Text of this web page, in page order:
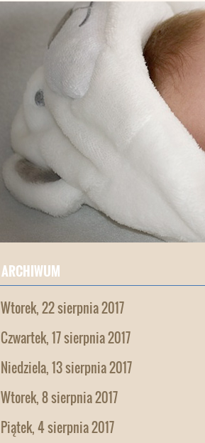
ARCHIWUM
Wtorek, 22 sierpnia 2017
Czwartek, 17 sierpnia 2017
Niedziela, 13 sierpnia 2017
Wtorek, 8 sierpnia 2017
Piątek, 4 sierpnia 2017